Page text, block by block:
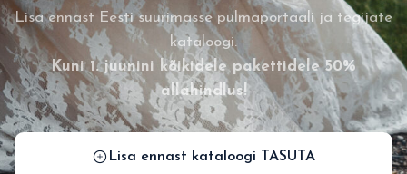
Lisa ennast Eesti suurimasse pulmaportaali ja tegijate
kataloogi.
Kuni 1. juunini kõikidele pakettidele 50%
allahindlus!
Lisa ennast kataloogi TASUTA